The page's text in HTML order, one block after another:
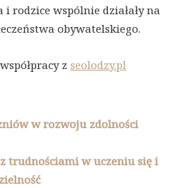
i rodzice wspólnie działały na
obywatelskiego.
z seolodzy.pl
w rozwoju zdolności
trudnościami w uczeniu się i